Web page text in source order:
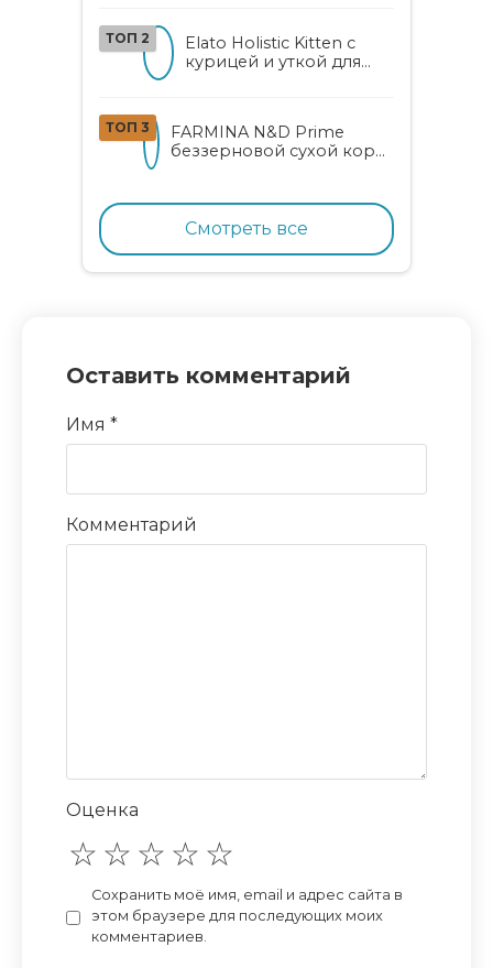
ТОП 2
Elato Holistic Kitten с
курицей и уткой для
ТОП 3
FARMINA N&D Prime
беззерновой сухой корм
курицей и гранатом
Смотреть все
Оставить комментарий
Имя *
Комментарий
Оценка
Сохранить моё имя, email и адрес сайта в
этом браузере для последующих моих
комментариев.